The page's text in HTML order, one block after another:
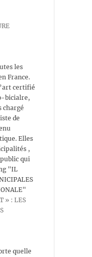
les
France.
certifié
bicialre,
chargé
de
Elles
,
qui
"IL
» : LES
quelle